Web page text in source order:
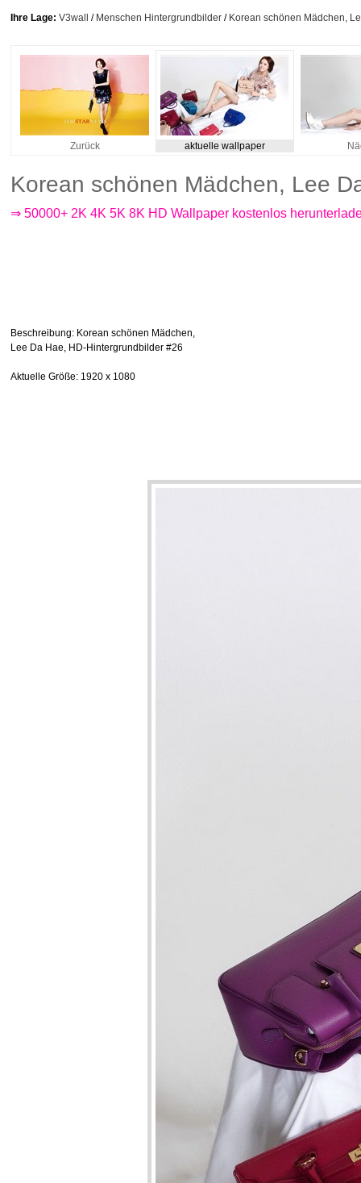
Ihre Lage: V3wall / Menschen Hintergrundbilder / Korean schönen Mädchen,
Zurück aktuelle wallpaper
Korean schönen Mädchen, Lee
⇒ 50000+ 2K 4K 5K 8K HD Wallpaper kostenlos
Beschreibung: Korean schönen Mädchen,
Lee Da Hae, HD-Hintergrundbilder #26
Aktuelle Größe: 1920 x 1080